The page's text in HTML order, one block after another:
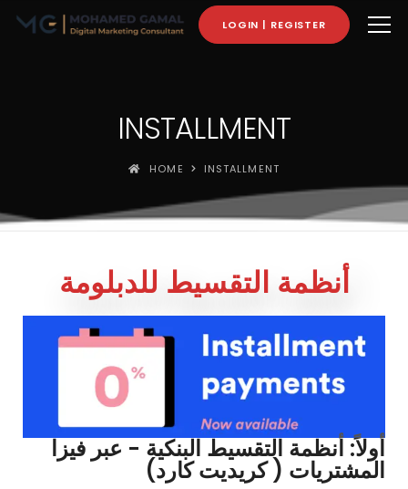
LOGIN | REGISTER
INSTALLMENT
HOME INSTALLMENT
أنظمة التقسيط للدبلومة
أولاً: أنظمة التقسيط البنكية - عبر فيزا
المشتريات ( كريديت كارد)